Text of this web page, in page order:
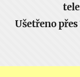
Ušetřeno